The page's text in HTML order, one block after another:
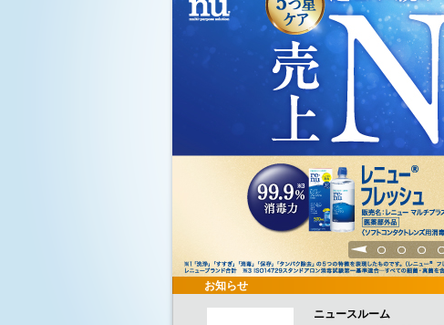
1 2 3 4
お知らせ
ニュースルーム